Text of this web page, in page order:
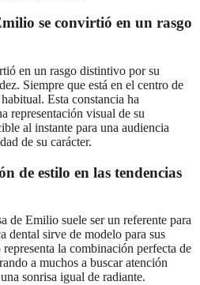
se convirtió en un rasgo
en un rasgo distintivo por su
Siempre que está en el centro de
Esta constancia ha
representación visual de su
al instante para una audiencia
de su carácter.
de estilo en las tendencias
de Emilio suele ser un referente para
dental sirve de modelo para sus
la combinación perfecta de
a muchos a buscar atención
sonrisa igual de radiante.